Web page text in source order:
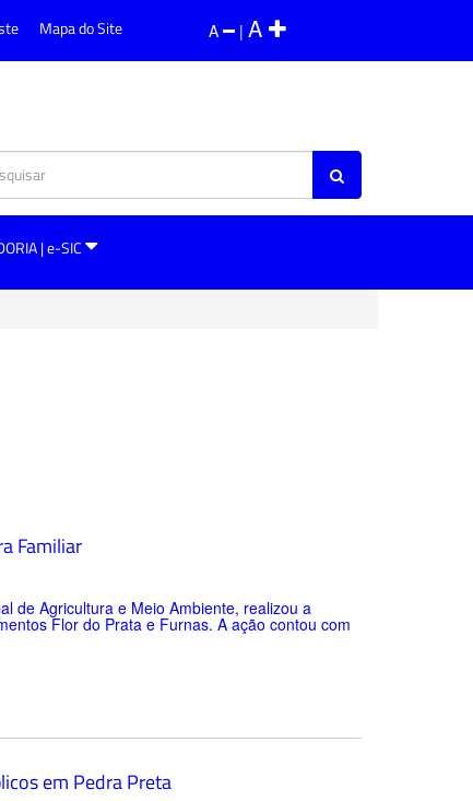
A | A
Mapa do Site
| e-SIC
Familiar
de Agricultura e Meio Ambiente, realizou a
Flor do Prata e Furnas. A ação contou com
em Pedra Preta